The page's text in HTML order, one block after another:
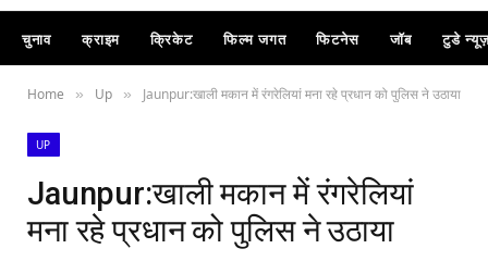
चुनाव क्राइम क्रिकेट फिल्म जगत फिटनेस जॉब टुडे
Home » Up » Jaunpur:खाली मकान में रंगरेलियां मना रहे प्रधान को पुलिस ने उठाया
UP
Jaunpur:खाली मकान में रंगरेलियां
मना रहे प्रधान को पुलिस ने उठाया